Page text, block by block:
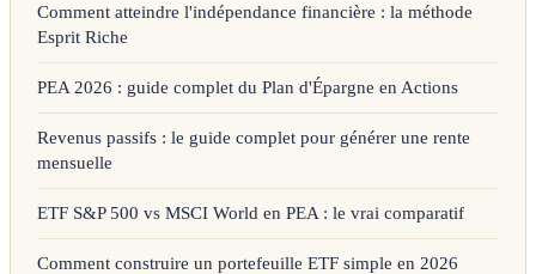
Comment atteindre l'indépendance financière : la méthode
Esprit Riche
PEA 2026 : guide complet du Plan d'Épargne en Actions
Revenus passifs : le guide complet pour générer une rente
mensuelle
ETF S&P 500 vs MSCI World en PEA : le vrai comparatif
Comment construire un portefeuille ETF simple en 2026